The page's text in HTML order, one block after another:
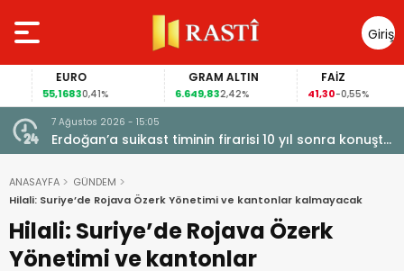
Giriş
Yap
EURO
55,16830,41%
GRAM ALTIN
6.649,832,42%
FAİZ
41,30-0,55%
7 Ağustos 2026 - 15:05
Erdoğan’a suikast timinin firarisi 10 yıl sonra konuştu:
Gömüldüğü öne sürülen silahlar için Marmaris’te
kazı başladı
ANASAYFA
GÜNDEM
Hilali: Suriye’de Rojava Özerk Yönetimi ve kantonlar kalmayacak
Hilali: Suriye’de Rojava Özerk
Yönetimi ve kantonlar